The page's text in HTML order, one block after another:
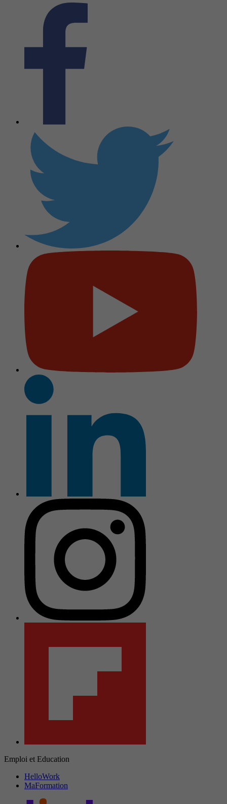
Emploi et Education
HelloWork
MaFormation